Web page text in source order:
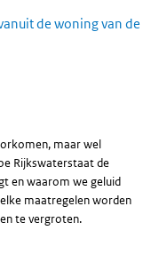
de woning van de
maar wel
Rijkswaterstaat de
en waarom we geluid
maatregelen worden
te vergroten.